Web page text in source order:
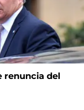
renuncia del